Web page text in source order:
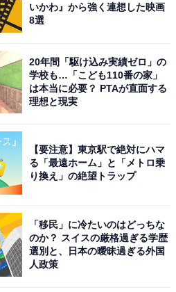
いしい」と思う都道府県ランキン
手県」、1位は？
2
いかわ』から強く連想した映画
8選
20年間「駆け込み実績ゼロ」の
学校も…「こども110番の家」
は本当に必要？ PTAが直面する
理想と現実
【要注意】東京駅で絶対にハマ
る「最遠ホーム」と「メトロ乗
り換え」の絶望トラップ
「移民」に冷たいのはどっちな
のか？ スイスの厳格過ぎる学歴
選別と、日本の曖昧過ぎる外国
人政策